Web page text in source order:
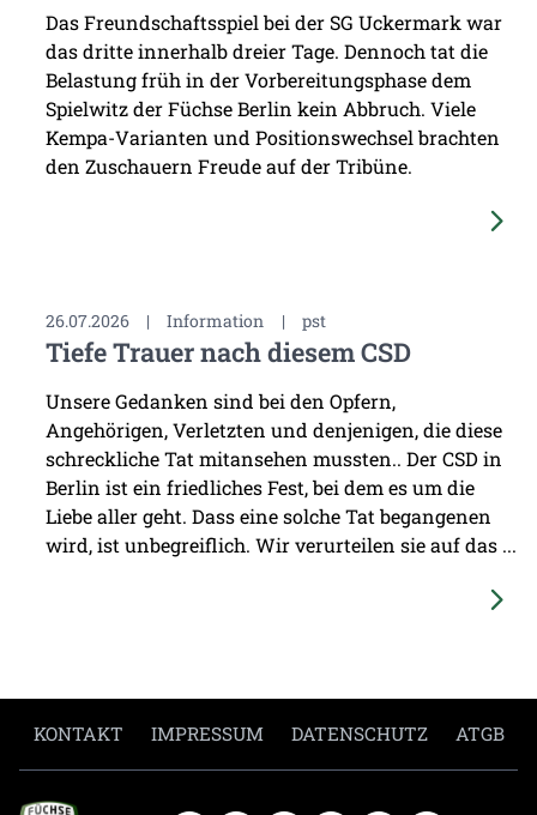
Das Freundschaftsspiel bei der SG Uckermark war
das dritte innerhalb dreier Tage. Dennoch tat die
Belastung früh in der Vorbereitungsphase dem
Spielwitz der Füchse Berlin kein Abbruch. Viele
Kempa-Varianten und Positionswechsel brachten
den Zuschauern Freude auf der Tribüne.
26.07.2026 | Information | pst
Tiefe Trauer nach diesem CSD
Unsere Gedanken sind bei den Opfern,
Angehörigen, Verletzten und denjenigen, die diese
schreckliche Tat mitansehen mussten.. Der CSD in
Berlin ist ein friedliches Fest, bei dem es um die
Liebe aller geht. Dass eine solche Tat begangenen
wird, ist unbegreiflich. Wir verurteilen sie auf das ...
KONTAKT IMPRESSUM DATENSCHUTZ ATGB